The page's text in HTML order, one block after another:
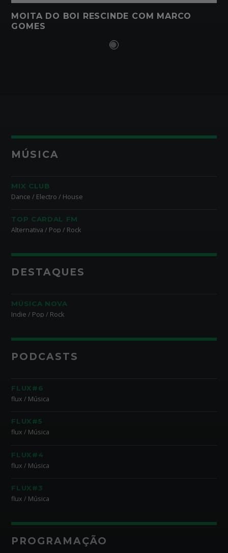
MOITA DO BOI RESCINDE COM MARCO
GOMES
MÚSICA
MIX CLUB
Dance / Electro / House
TOP CARDAL FM
Alternativa / Pop / Rock
DESTAQUES
MÚSICA NOVA
Indie / Pop / Rock
PODCASTS
FLUX#6
flux / Música
FLUX#5
flux / Música
FLUX#4
flux / Música
FLUX#3
flux / Música
PROGRAMAÇÃO